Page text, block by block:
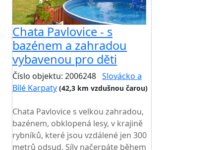
Chata Pavlovice - s
bazénem a zahradou
vybavenou pro děti
Číslo objektu: 2006248 Slovácko a
Bílé Karpaty (42,3 km vzdušnou čarou)
Chata Pavlovice s velkou zahradou,
bazénem, obklopená lesy, v krajině
rybníků, které jsou vzdálené jen 300
metrů odsud. Síly načerpáte během